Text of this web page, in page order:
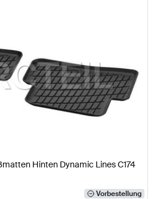
Hinten Dynamic Lines C174
Vorbestellung